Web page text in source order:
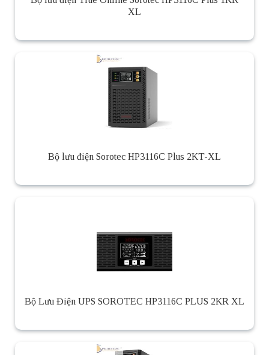
XL
Bộ lưu điện Sorotec HP3116C Plus 2KT-XL
Bộ Lưu Điện UPS SOROTEC HP3116C PLUS 2KR XL